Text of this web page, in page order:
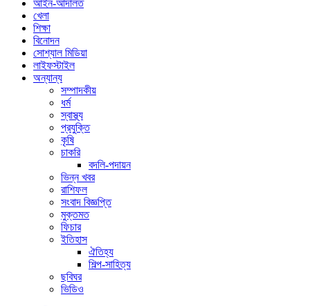
আইন-আদালত
খেলা
শিক্ষা
বিনোদন
সোশ্যাল মিডিয়া
লাইফস্টাইল
অন্যান্য
সম্পাদকীয়
ধর্ম
স্বাস্থ্য
প্রযুক্তি
কৃষি
চাকরি
বদলি-পদায়ন
ভিন্ন খবর
রাশিফল
সংবাদ বিজ্ঞপ্তি
মুক্তমত
ফিচার
ইতিহাস
ঐতিহ্য
শিল্প-সাহিত্য
ছবিঘর
ভিডিও